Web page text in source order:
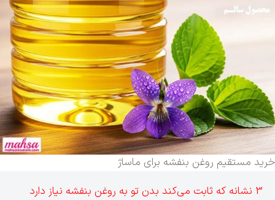
خرید مستقیم روغن بنفشه برای ماساژ
3 نشانه که ثابت می‌کند بدن تو به روغن بنفشه نیاز دارد